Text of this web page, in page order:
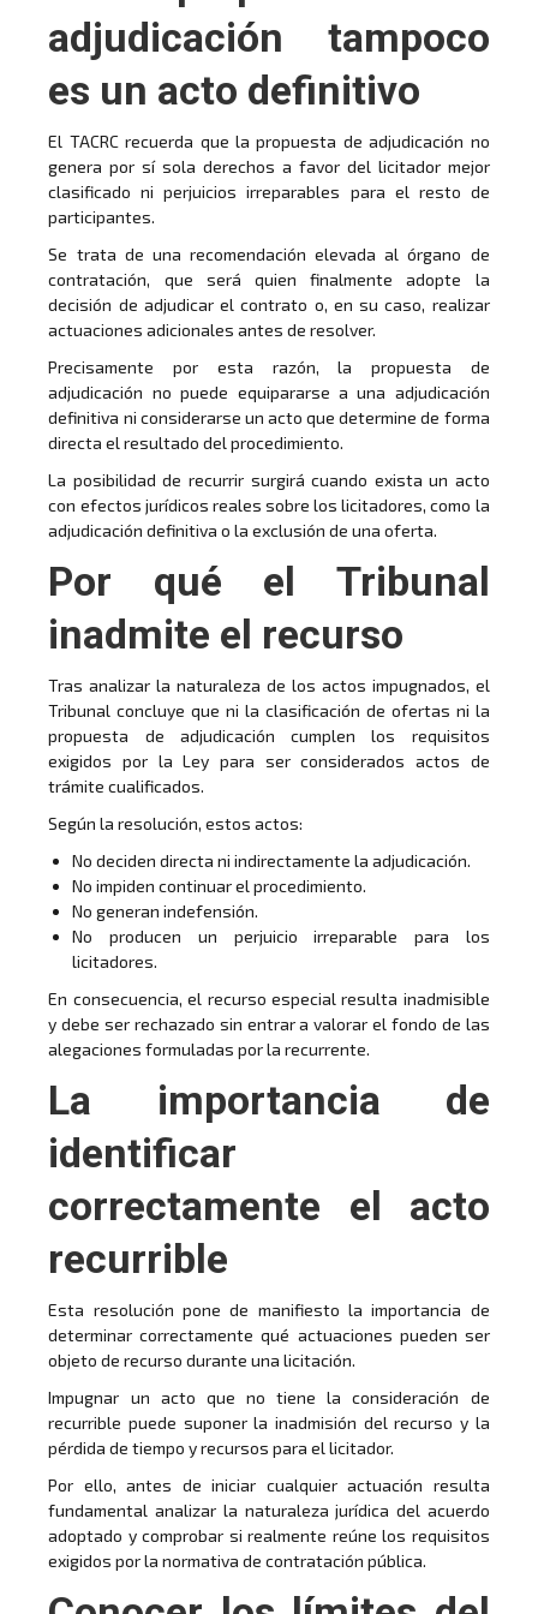
adjudicación tampoco
es un acto definitivo
El TACRC recuerda que la propuesta de adjudicación no
genera por sí sola derechos a favor del licitador mejor
clasificado ni perjuicios irreparables para el resto de
participantes.
Se trata de una recomendación elevada al órgano de
contratación, que será quien finalmente adopte la
decisión de adjudicar el contrato o, en su caso, realizar
actuaciones adicionales antes de resolver.
Precisamente por esta razón, la propuesta de
adjudicación no puede equipararse a una adjudicación
definitiva ni considerarse un acto que determine de forma
directa el resultado del procedimiento.
La posibilidad de recurrir surgirá cuando exista un acto
con efectos jurídicos reales sobre los licitadores, como la
adjudicación definitiva o la exclusión de una oferta.
Por qué el Tribunal
inadmite el recurso
Tras analizar la naturaleza de los actos impugnados, el
Tribunal concluye que ni la clasificación de ofertas ni la
propuesta de adjudicación cumplen los requisitos
exigidos por la Ley para ser considerados actos de
trámite cualificados.
Según la resolución, estos actos:
No deciden directa ni indirectamente la adjudicación.
No impiden continuar el procedimiento.
No generan indefensión.
No producen un perjuicio irreparable para los
licitadores.
En consecuencia, el recurso especial resulta inadmisible
y debe ser rechazado sin entrar a valorar el fondo de las
alegaciones formuladas por la recurrente.
La importancia de
identificar
correctamente el acto
recurrible
Esta resolución pone de manifiesto la importancia de
determinar correctamente qué actuaciones pueden ser
objeto de recurso durante una licitación.
Impugnar un acto que no tiene la consideración de
recurrible puede suponer la inadmisión del recurso y la
pérdida de tiempo y recursos para el licitador.
Por ello, antes de iniciar cualquier actuación resulta
fundamental analizar la naturaleza jurídica del acuerdo
adoptado y comprobar si realmente reúne los requisitos
exigidos por la normativa de contratación pública.